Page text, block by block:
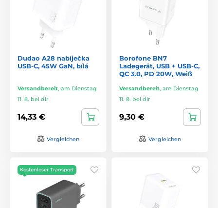
Dudao A28 nabíječka
USB-C, 45W GaN, bílá
Versandbereit, am Dienstag
11. 8. bei dir
14,33 €
Vergleichen
Borofone BN7
Ladegerät, USB + USB-C,
QC 3.0, PD 20W, Weiß
Versandbereit, am Dienstag
11. 8. bei dir
9,30 €
Vergleichen
Kostenloser Transport